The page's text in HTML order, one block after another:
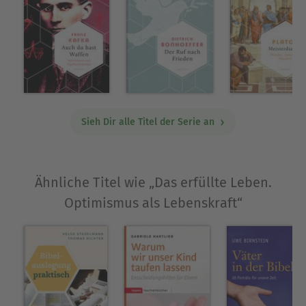
Widerstand, sein Gedicht »Von guten Mächten«
ist weltberühmt
Wunderbares Geschenk: Kraftvolle Worte für
Trost und Zuversicht
Dietrich Bonhoeffer wird am 4. Februar 1906 in
studiert in Tübingen und Berlin Theologie und
promoviert 1927 mit 21 Jahren. Nach einem
Auslandsvikariat in der deutschen Gemeinde in
Barcelona kehrt Bonhoeffer 1929 nach Berlin
zurück, legt sein zweites Theologisches Examen ab
und habilitiert sich im Alter von nur 24 Jahren.
Nach Auslandsaufenthalten lehrt er ab 1931 an
der Berliner Universität. Bald nach der
Sieh Dir alle Titel der Serie an
Ähnliche Titel wie „Das erfüllte Leben.
Optimismus als Lebenskraft“